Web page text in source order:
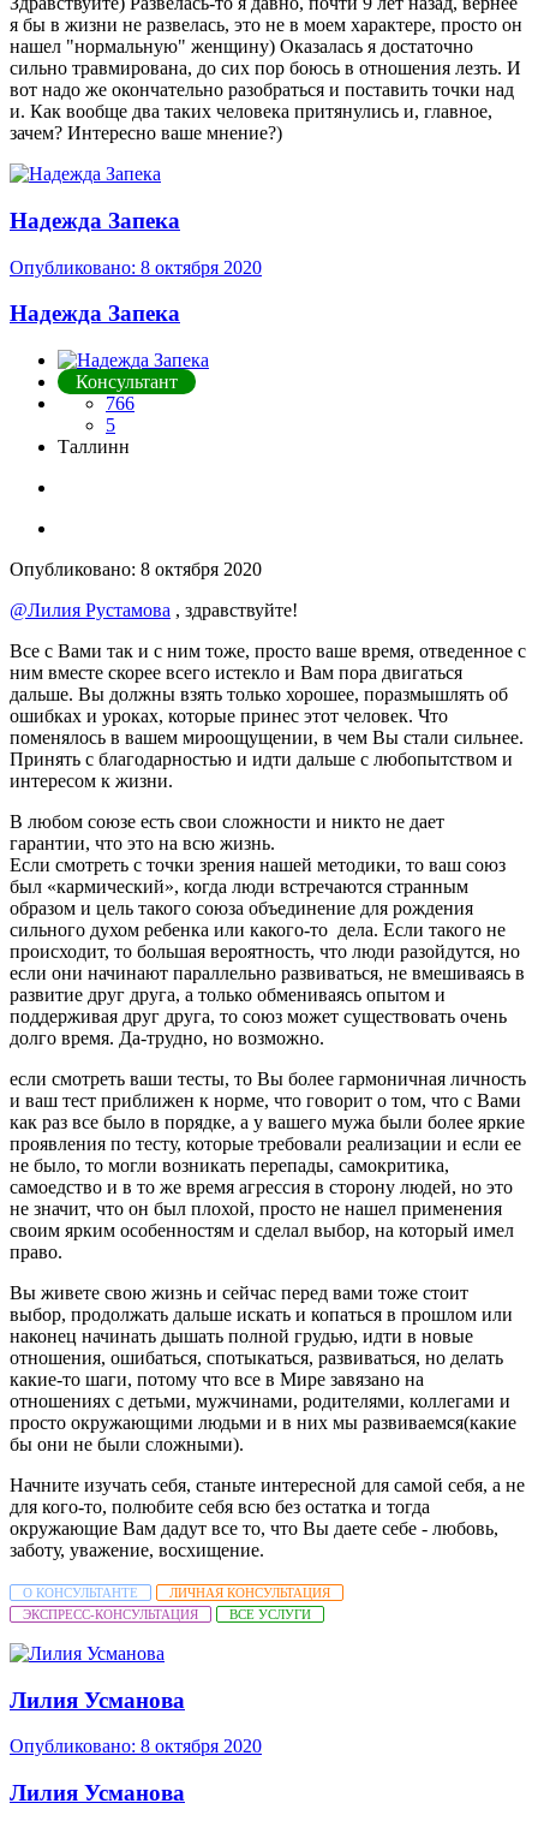
я бы в жизни не развелась, это не в моем характере, просто он
нашел "нормальную" женщину) Оказалась я достаточно
сильно травмирована, до сих пор боюсь в отношения лезть. И
вот надо же окончательно разобраться и поставить точки над
и. Как вообще два таких человека притянулись и, главное,
зачем? Интересно ваше мнение?)
Надежда Запека
Опубликовано: 8 октября 2020
Надежда Запека
Консультант
766
5
Таллинн
Опубликовано: 8 октября 2020
@Лилия Рустамова , здравствуйте!
Все с Вами так и с ним тоже, просто ваше время, отведенное с
ним вместе скорее всего истекло и Вам пора двигаться
дальше. Вы должны взять только хорошее, поразмышлять об
ошибках и уроках, которые принес этот человек. Что
поменялось в вашем мироощущении, в чем Вы стали сильнее.
Принять с благодарностью и идти дальше с любопытством и
интересом к жизни.
В любом союзе есть свои сложности и никто не дает
гарантии, что это на всю жизнь.
Если смотреть с точки зрения нашей методики, то ваш союз
был «кармический», когда люди встречаются странным
образом и цель такого союза объединение для рождения
сильного духом ребенка или какого-то дела. Если такого не
происходит, то большая вероятность, что люди разойдутся, но
если они начинают параллельно развиваться, не вмешиваясь в
развитие друг друга, а только обмениваясь опытом и
поддерживая друг друга, то союз может существовать очень
долго время. Да-трудно, но возможно.
если смотреть ваши тесты, то Вы более гармоничная личность
и ваш тест приближен к норме, что говорит о том, что с Вами
как раз все было в порядке, а у вашего мужа были более яркие
проявления по тесту, которые требовали реализации и если ее
не было, то могли возникать перепады, самокритика,
самоедство и в то же время агрессия в сторону людей, но это
не значит, что он был плохой, просто не нашел применения
своим ярким особенностям и сделал выбор, на который имел
право.
Вы живете свою жизнь и сейчас перед вами тоже стоит
выбор, продолжать дальше искать и копаться в прошлом или
наконец начинать дышать полной грудью, идти в новые
отношения, ошибаться, спотыкаться, развиваться, но делать
какие-то шаги, потому что все в Мире завязано на
отношениях с детьми, мужчинами, родителями, коллегами и
просто окружающими людьми и в них мы развиваемся(какие
бы они не были сложными).
Начните изучать себя, станьте интересной для самой себя, а не
для кого-то, полюбите себя всю без остатка и тогда
окружающие Вам дадут все то, что Вы даете себе - любовь,
заботу, уважение, восхищение.
О КОНСУЛЬТАНТЕ
ЛИЧНАЯ КОНСУЛЬТАЦИЯ
ЭКСПРЕСС-КОНСУЛЬТАЦИЯ
ВСЕ УСЛУГИ
Лилия Усманова
Опубликовано: 8 октября 2020
Лилия Усманова